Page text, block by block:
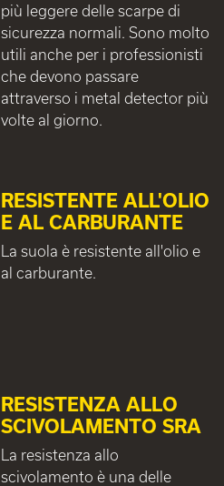
più leggere delle scarpe di
sicurezza normali. Sono molto
utili anche per i professionisti
che devono passare
attraverso i metal detector più
volte al giorno.
RESISTENTE ALL'OLIO
E AL CARBURANTE
La suola è resistente all'olio e
al carburante.
RESISTENZA ALLO
SCIVOLAMENTO SRA
La resistenza allo
scivolamento è una delle